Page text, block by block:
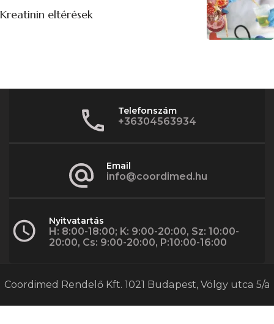
Kreatinin eltérések
Telefonszám
+36304563934
Email
info@coordimed.hu
Nyitvatartás
H: 8:00-18:00; K: 9:00-20:00, Sz: 10:00-
20:00, Cs: 9:00-20:00, P:10:00-16:00
Coordimed Rendelő Kft. 1021 Budapest, Völgy utca 5/a